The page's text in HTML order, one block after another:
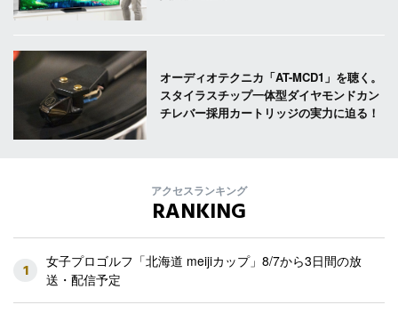
オーディオテクニカ「AT-MCD1」を聴く。
スタイラスチップ一体型ダイヤモンドカン
チレバー採用カートリッジの実力に迫る！
アクセスランキング
RANKING
1
女子プロゴルフ「北海道 meijiカップ」8/7から3日間の放
送・配信予定